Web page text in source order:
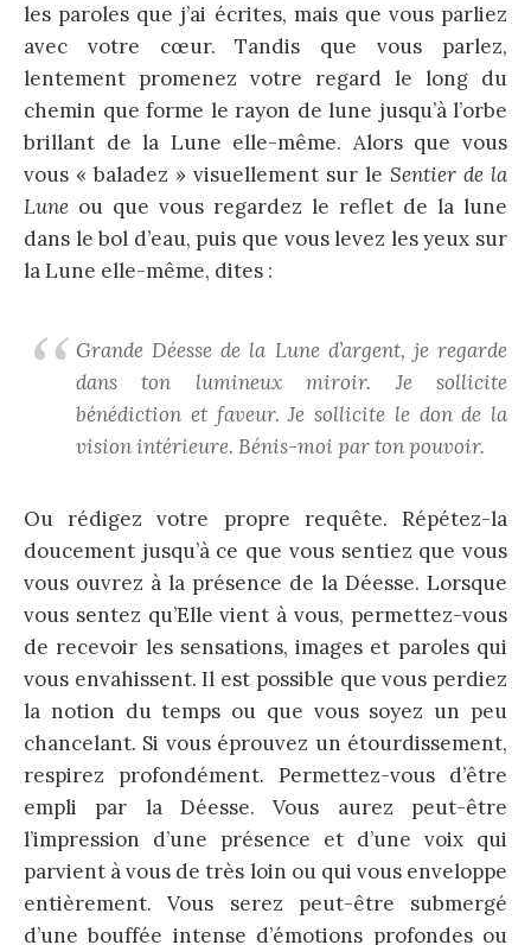
les paroles que j’ai écrites, mais que vous parliez
avec votre cœur. Tandis que vous parlez,
lentement promenez votre regard le long du
chemin que forme le rayon de lune jusqu’à l’orbe
brillant de la Lune elle-même. Alors que vous
vous « baladez » visuellement sur le Sentier de la
Lune ou que vous regardez le reflet de la lune
dans le bol d’eau, puis que vous levez les yeux sur
la Lune elle-même, dites :
Grande Déesse de la Lune d’argent, je regarde
dans ton lumineux miroir. Je sollicite
bénédiction et faveur. Je sollicite le don de la
vision intérieure. Bénis-moi par ton pouvoir.
Ou rédigez votre propre requête. Répétez-la
doucement jusqu’à ce que vous sentiez que vous
vous ouvrez à la présence de la Déesse. Lorsque
vous sentez qu’Elle vient à vous, permettez-vous
de recevoir les sensations, images et paroles qui
vous envahissent. Il est possible que vous perdiez
la notion du temps ou que vous soyez un peu
chancelant. Si vous éprouvez un étourdissement,
respirez profondément. Permettez-vous d’être
empli par la Déesse. Vous aurez peut-être
l’impression d’une présence et d’une voix qui
parvient à vous de très loin ou qui vous enveloppe
entièrement. Vous serez peut-être submergé
d’une bouffée intense d’émotions profondes ou